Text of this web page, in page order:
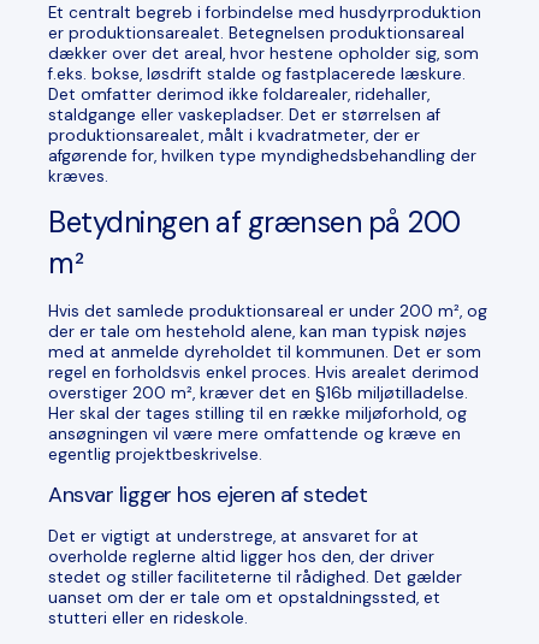
Et centralt begreb i forbindelse med husdyrproduktion
er produktionsarealet. Betegnelsen produktionsareal
dækker over det areal, hvor hestene opholder sig, som
f.eks. bokse, løsdrift stalde og fastplacerede læskure.
Det omfatter derimod ikke foldarealer, ridehaller,
staldgange eller vaskepladser. Det er størrelsen af
produktionsarealet, målt i kvadratmeter, der er
afgørende for, hvilken type myndighedsbehandling der
kræves.
Betydningen af grænsen på 200
m²
Hvis det samlede produktionsareal er under 200 m², og
der er tale om hestehold alene, kan man typisk nøjes
med at anmelde dyreholdet til kommunen. Det er som
regel en forholdsvis enkel proces. Hvis arealet derimod
overstiger 200 m², kræver det en §16b miljøtilladelse.
Her skal der tages stilling til en række miljøforhold, og
ansøgningen vil være mere omfattende og kræve en
egentlig projektbeskrivelse.
Ansvar ligger hos ejeren af stedet
Det er vigtigt at understrege, at ansvaret for at
overholde reglerne altid ligger hos den, der driver
stedet og stiller faciliteterne til rådighed. Det gælder
uanset om der er tale om et opstaldningssted, et
stutteri eller en rideskole.